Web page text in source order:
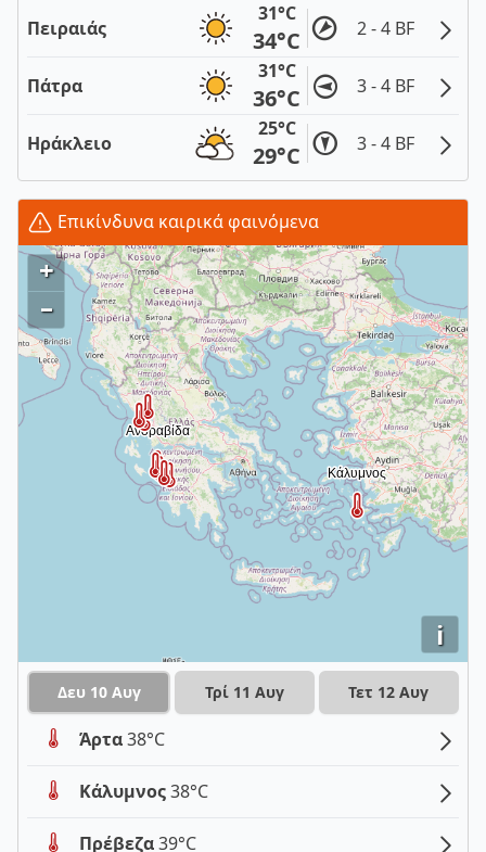
Πειραιάς
31°C
34°C 2 - 4 BF
Πάτρα
31°C
36°C 3 - 4 BF
Ηράκλειο
25°C
29°C 3 - 4 BF
Επικίνδυνα καιρικά φαινόμενα
i
+
–
Δευ 10 Αυγ Τρί 11 Αυγ Τετ 12 Αυγ
Άρτα38°C
Κάλυμνος38°C
Πρέβεζα39°C